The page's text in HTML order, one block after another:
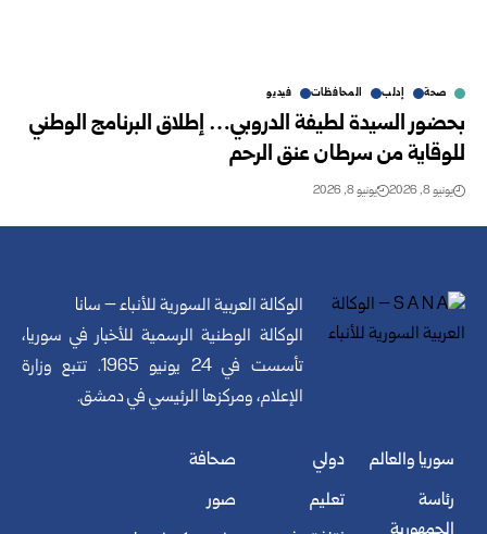
صحة إدلب المحافظات فيديو
بحضور السيدة لطيفة الدروبي… إطلاق اﻟﺒﺮﻧﺎﻣﺞ الوطني
للوقاية ﻣﻦ سرطان عنق الرحم
يونيو 8, 2026 يونيو 8, 2026
الوكالة العربية السورية للأنباء – سانا
الوكالة الوطنية الرسمية للأخبار في سوريا،
تأسست في 24 يونيو 1965. تتبع وزارة
الإعلام، ومركزها الرئيسي في دمشق.
سوريا والعالم
رئاسة
دولي
تعليم
صحافة
صور